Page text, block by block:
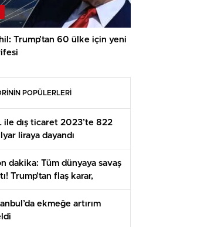
Trump’tan 60 ülke için yeni
POPÜLERLERİ
ile dış ticaret 2023’te 822
liraya dayandı
dakika: Tüm dünyaya savaş
Trump’tan flaş karar,
attı…
ekmeğe artırım